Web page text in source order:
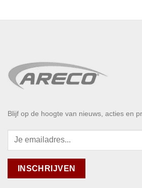
Blijf op de hoogte van nieuws, acties en